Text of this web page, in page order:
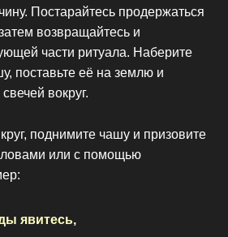
Постарайтесь продержаться
возвращайтесь и
части ритуала. Наберите
поставьте её на землю и
вокруг.
поднимите чашу и призовите
или с помощью
явитесь,